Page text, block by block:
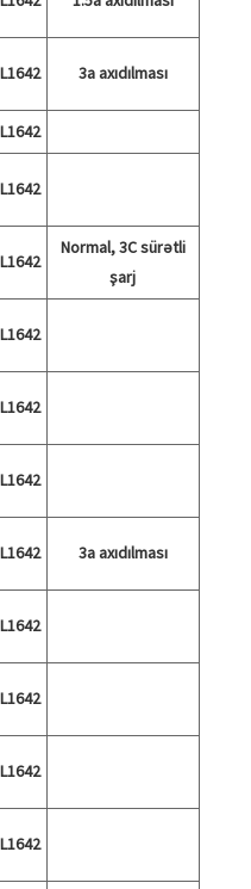
3a axıdılması
Normal, 3C sürətli
şarj
3a axıdılması